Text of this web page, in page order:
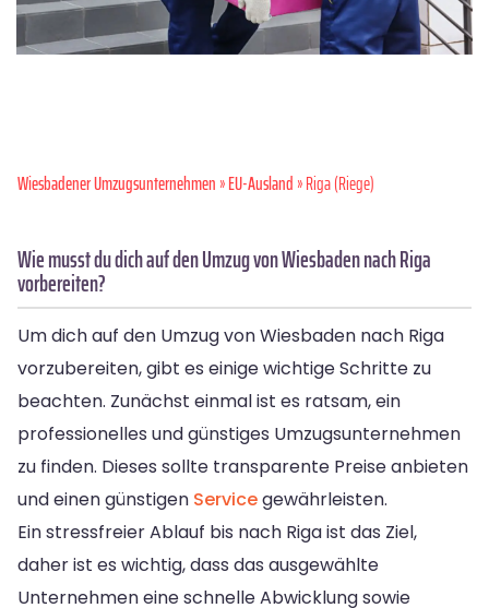
Wiesbadener Umzugsunternehmen»EU-Ausland» Riga (Riege)
Wie musst du dich auf den Umzug von Wiesbaden nach Riga
vorbereiten?
Um dich auf den Umzug von Wiesbaden nach Riga
vorzubereiten, gibt es einige wichtige Schritte zu
beachten. Zunächst einmal ist es ratsam, ein
professionelles und günstiges Umzugsunternehmen
zu finden. Dieses sollte transparente Preise anbieten
und einen günstigen Servicegewährleisten.
Ein stressfreier Ablauf bis nach Riga ist das Ziel,
daher ist es wichtig, dass das ausgewählte
Unternehmen eine schnelle Abwicklung sowie